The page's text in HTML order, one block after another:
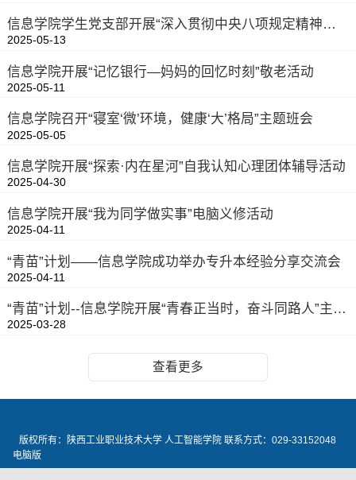
信息学院学生党支部开展“深入贯彻中央八项规定精神学习教育”专题党课
2025-05-13
信息学院开展“记忆银行—妈妈的回忆时刻”敬老活动
2025-05-11
信息学院召开“寝室‘微’环境，健康‘大’格局”主题班会
2025-05-05
信息学院开展“探索·内在星河”自我认知心理团体辅导活动
2025-04-30
信息学院开展“我为同学做实事”电脑义修活动
2025-04-11
“青苗”计划——信息学院成功举办专升本经验分享交流会
2025-04-11
“青苗”计划--信息学院开展“青春正当时，奋斗同路人”主题团课
2025-03-28
查看更多
版权所有：陕西工业职业技术大学 人工智能学院 联系方式：029-33152048
电脑版